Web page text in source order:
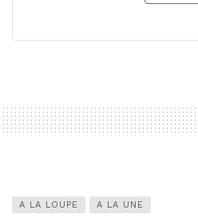
A LA LOUPE A LA UNE